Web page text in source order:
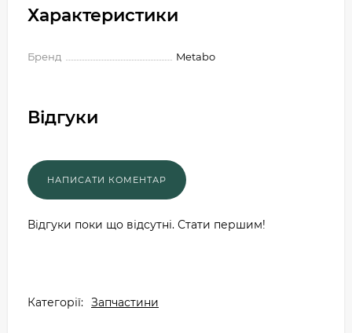
Характеристики
Бренд Metabo
Відгуки
Відгуки поки що відсутні. Стати першим!
Категорії: Запчастини